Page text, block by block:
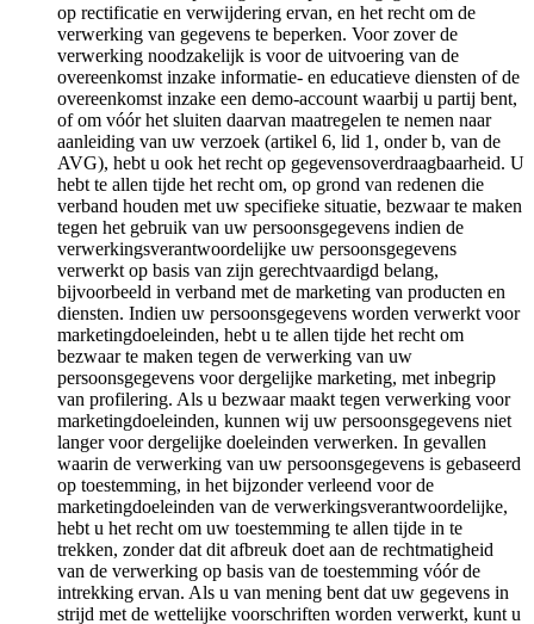
op rectificatie en verwijdering ervan, en het recht om de
verwerking van gegevens te beperken. Voor zover de
verwerking noodzakelijk is voor de uitvoering van de
overeenkomst inzake informatie- en educatieve diensten of de
overeenkomst inzake een demo-account waarbij u partij bent,
of om vóór het sluiten daarvan maatregelen te nemen naar
aanleiding van uw verzoek (artikel 6, lid 1, onder b, van de
AVG), hebt u ook het recht op gegevensoverdraagbaarheid. U
hebt te allen tijde het recht om, op grond van redenen die
verband houden met uw specifieke situatie, bezwaar te maken
tegen het gebruik van uw persoonsgegevens indien de
verwerkingsverantwoordelijke uw persoonsgegevens
verwerkt op basis van zijn gerechtvaardigd belang,
bijvoorbeeld in verband met de marketing van producten en
diensten. Indien uw persoonsgegevens worden verwerkt voor
marketingdoeleinden, hebt u te allen tijde het recht om
bezwaar te maken tegen de verwerking van uw
persoonsgegevens voor dergelijke marketing, met inbegrip
van profilering. Als u bezwaar maakt tegen verwerking voor
marketingdoeleinden, kunnen wij uw persoonsgegevens niet
langer voor dergelijke doeleinden verwerken. In gevallen
waarin de verwerking van uw persoonsgegevens is gebaseerd
op toestemming, in het bijzonder verleend voor de
marketingdoeleinden van de verwerkingsverantwoordelijke,
hebt u het recht om uw toestemming te allen tijde in te
trekken, zonder dat dit afbreuk doet aan de rechtmatigheid
van de verwerking op basis van de toestemming vóór de
intrekking ervan. Als u van mening bent dat uw gegevens in
strijd met de wettelijke voorschriften worden verwerkt, kunt u